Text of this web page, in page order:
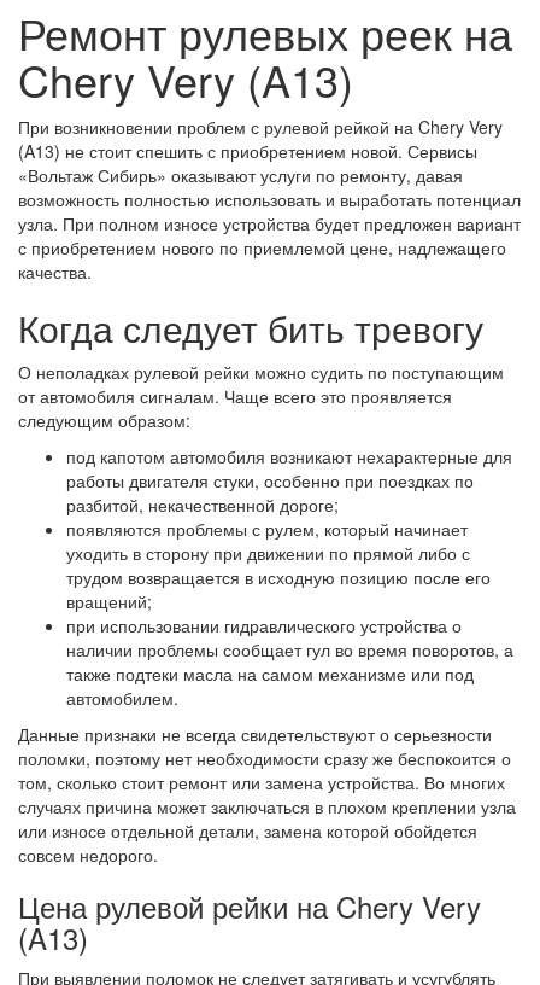
Ремонт рулевых реек на
Chery Very (A13)
При возникновении проблем с рулевой рейкой на Chery Very
(A13) не стоит спешить с приобретением новой. Сервисы
«Вольтаж Сибирь» оказывают услуги по ремонту, давая
возможность полностью использовать и выработать потенциал
узла. При полном износе устройства будет предложен вариант
с приобретением нового по приемлемой цене, надлежащего
качества.
Когда следует бить тревогу
О неполадках рулевой рейки можно судить по поступающим
от автомобиля сигналам. Чаще всего это проявляется
следующим образом:
под капотом автомобиля возникают нехарактерные для
работы двигателя стуки, особенно при поездках по
разбитой, некачественной дороге;
появляются проблемы с рулем, который начинает
уходить в сторону при движении по прямой либо с
трудом возвращается в исходную позицию после его
вращений;
при использовании гидравлического устройства о
наличии проблемы сообщает гул во время поворотов, а
также подтеки масла на самом механизме или под
автомобилем.
Данные признаки не всегда свидетельствуют о серьезности
поломки, поэтому нет необходимости сразу же беспокоится о
том, сколько стоит ремонт или замена устройства. Во многих
случаях причина может заключаться в плохом креплении узла
или износе отдельной детали, замена которой обойдется
совсем недорого.
Цена рулевой рейки на Chery Very
(A13)
При выявлении поломок не следует затягивать и усугублять